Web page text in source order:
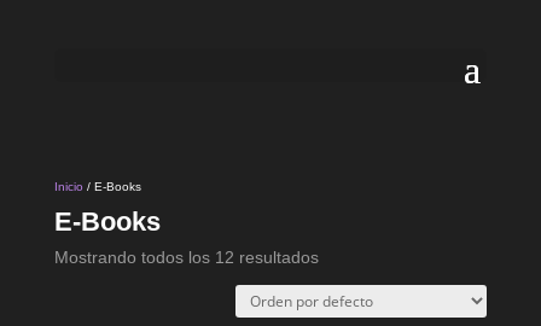
Inicio / E-Books
E-Books
Mostrando todos los 12 resultados